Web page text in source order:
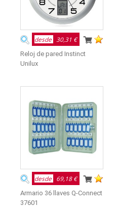
desde 30,31 €
Reloj de pared Instinct
Unilux
desde 69,18 €
Armario 36 llaves Q-Connect
37601